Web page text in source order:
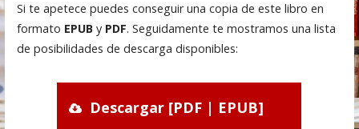
Si te apetece puedes conseguir una copia de este libro en
formato EPUBy PDF. Seguidamente te mostramos una lista
de posibilidades de descarga disponibles:
Descargar [PDF | EPUB]